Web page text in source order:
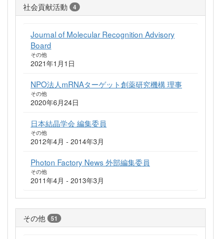
社会貢献活動 4
Journal of Molecular Recognition Advisory
Board
その他
2021年1月1日
NPO法人mRNAターゲット創薬研究機構 理事
その他
2020年6月24日
日本結晶学会 編集委員
その他
2012年4月 - 2014年3月
Photon Factory News 外部編集委員
その他
2011年4月 - 2013年3月
その他 51